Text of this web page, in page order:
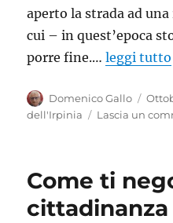
aperto la strada ad
cui – in quest’epoca
porre fine.…leggi tutto
Autore
Domenico Gallo
il
dell'Irpinia
Lascia un
Come ti
cittadinanza